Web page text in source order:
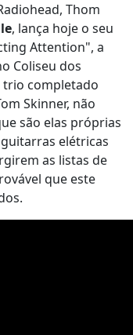
Thom
, lança hoje o seu
Attention", a
Coliseu dos
trio completado
Skinner, não
são elas próprias
elétricas
as listas de
que este